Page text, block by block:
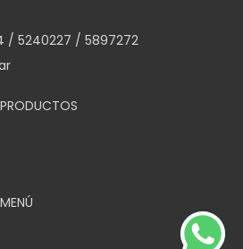
/ 5240227 / 5897272